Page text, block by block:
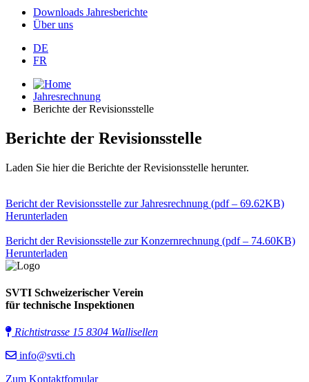
Downloads Jahresberichte
Über uns
DE
FR
Jahresrechnung
Berichte der Revisionsstelle
Berichte der Revisionsstelle
Laden Sie hier die Berichte der Revisionsstelle herunter.
Bericht der Revisionsstelle zur Jahresrechnung (pdf – 69.62KB)
Herunterladen
Bericht der Revisionsstelle zur Konzernrechnung (pdf – 74.60KB)
Herunterladen
SVTI Schweizerischer Verein
für technische Inspektionen
Richtistrasse 15 8304 Wallisellen
info@svti.ch
Zum Kontaktfomular